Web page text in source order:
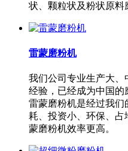
状、颗粒状及粉状原料
雷蒙磨粉机
我们公司专业生产大、
经验，已经成为中国的
雷蒙磨粉机是经过我们
耗、投资小、环保、
蒙磨粉机效率更高。